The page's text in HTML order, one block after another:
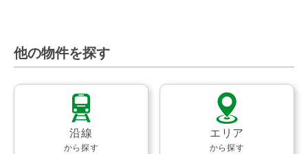
他の物件を探す
沿線
から探す
エリア
から探す